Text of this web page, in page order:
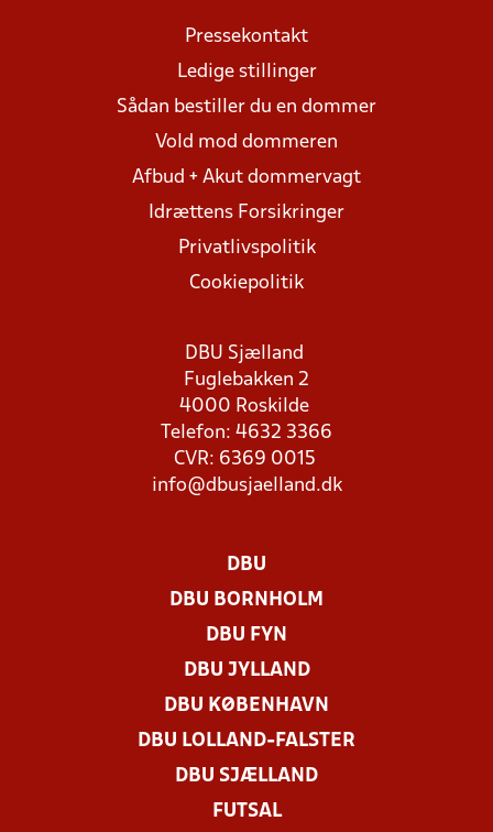
Pressekontakt
Ledige stillinger
Sådan bestiller du en dommer
Vold mod dommeren
Afbud + Akut dommervagt
Idrættens Forsikringer
Privatlivspolitik
Cookiepolitik
DBU Sjælland
Fuglebakken 2
4000 Roskilde
Telefon: 4632 3366
CVR: 6369 0015
info@dbusjaelland.dk
DBU
DBU BORNHOLM
DBU FYN
DBU JYLLAND
DBU KØBENHAVN
DBU LOLLAND-FALSTER
DBU SJÆLLAND
FUTSAL